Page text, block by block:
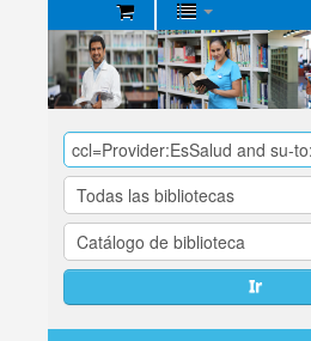
Biblioteca
Central
EsSalud
Ir